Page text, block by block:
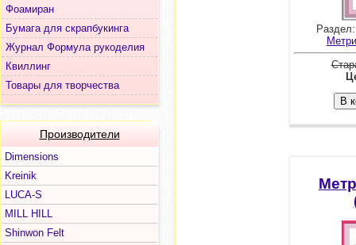
Фоамиран
Бумага для скрапбукинга
Журнал Формула рукоделия
Квиллинг
Товары для творчества
Производители
Dimensions
Kreinik
LUCA-S
MILL HILL
Shinwon Felt